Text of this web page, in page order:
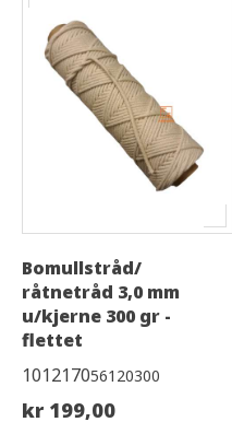
Bomullstråd/
råtnetråd 3,0 mm
u/kjerne 300 gr -
flettet
101217056120300
kr 199,00